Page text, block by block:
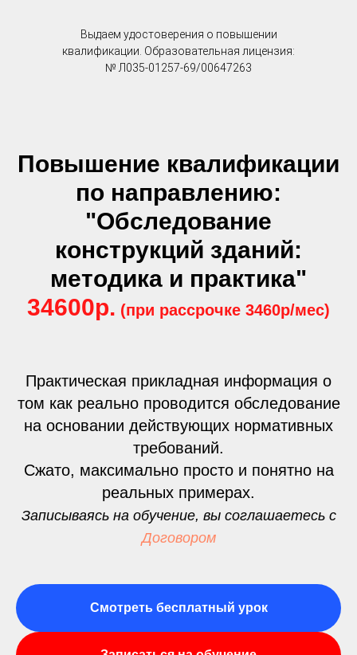
Выдаем удостоверения о повышении
квалификации. Образовательная лицензия:
№ Л035-01257-69/00647263
Повышение квалификации
по направлению:
"Обследование
конструкций зданий:
методика и практика"
34600р. (при рассрочке 3460р/мес)
Практическая прикладная информация о
том как реально проводится обследование
на основании действующих нормативных
требований.
Сжато, максимально просто и понятно на
реальных примерах.
Записываясь на обучение, вы соглашаетесь с
Договором
Смотреть бесплатный урок